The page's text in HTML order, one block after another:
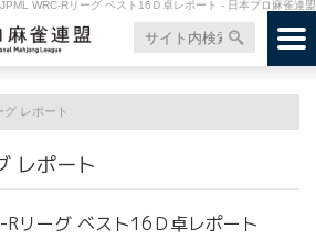
WRC-Rリーグ ベスト16Ｄ卓レポート - 日本プロ麻雀連盟
レポート
レポート
リーグ ベスト16Ｄ卓レポート